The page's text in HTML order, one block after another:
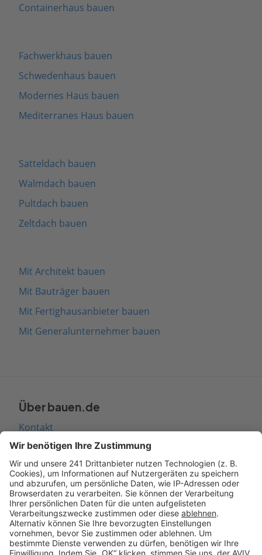
Containerhaus bauen
Fachwerkhaus bauen
Schwedenhaus bauen
Modernes Haus bauen
Mediterranes Haus bauen
Satteldach bauen
Walmdach bauen
Pultdach bauen
Zeltdach bauen
Mit Architekt bauen
Mit Bauträger bauen
Mit Fertighausanbieter bauen
Mit Generalunternehmer bauen
Über bauen.de
Kontakt
Seitenaufbau
Barrierefreiheit
Cookie Einstellungen
Rechtliches
AGB-Übersicht